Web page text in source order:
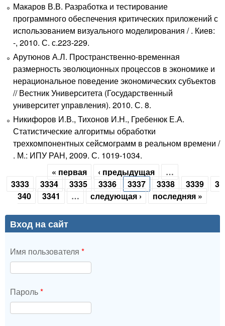
Макаров В.В. Разработка и тестирование
программного обеспечения критических приложений с
использованием визуального моделирования / . Киев:
-, 2010. С. с.223-229.
Арутюнов А.Л. Пространственно-временная
размерность эволюционных процессов в экономике и
нерациональное поведение экономических субъектов
// Вестник Университета (Государственный
университет управления). 2010. С. 8.
Никифоров И.В., Тихонов И.Н., Гребенюк Е.А.
Статистические алгоритмы обработки
трехкомпонентных сейсмограмм в реальном времени /
. М.: ИПУ РАН, 2009. С. 1019-1034.
Страницы
« первая ‹ предыдущая
…
3333
3334 3335 3336 3337 3338 3339
3
340
3341 … следующая › последняя »
Вход на сайт
Имя пользователя *
Пароль*